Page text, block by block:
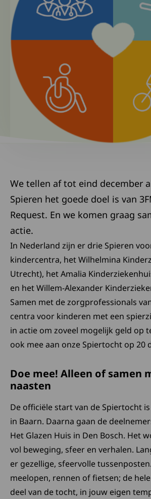
We tellen af tot eind december
Spieren het goede doel is van
Request. En we komen graag
actie.
In Nederland zijn er drie Spieren
kindercentra, het Wilhelmina
Utrecht), het Amalia
en het Willem-Alexander
Samen met de zorgprofessionals
centra voor kinderen met een
in actie om zoveel mogelijk geld op
ook mee aan onze Spiertocht op 20
Doe mee! Alleen of samen
naasten
De officiële start van de Spiertocht
in Baarn. Daarna gaan de
Het Glazen Huis in Den Bosch. Het
vol beweging, sfeer en verhalen.
er gezellige, sfeervolle
meelopen, rennen of fietsen; de
deel van de tocht, in jouw eigen